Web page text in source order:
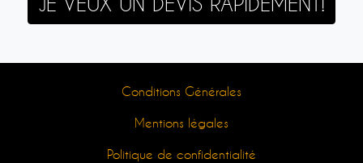
Conditions Générales
Mentions légales
Politique de confidentialité